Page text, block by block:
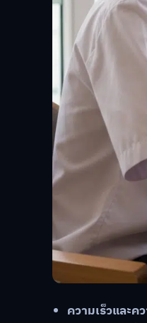
ความเร็วและค